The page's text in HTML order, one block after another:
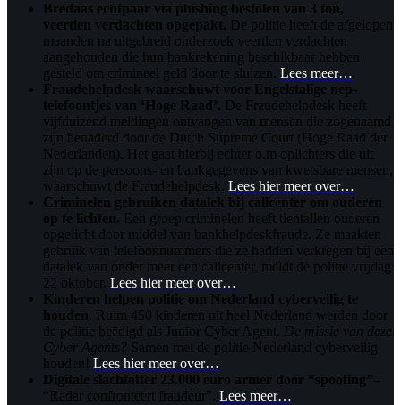
Bredaas echtpaar via phishing bestolen van 3 ton,
veertien verdachten opgepakt. De politie heeft de afgelopen
maanden na uitgebreid onderzoek veertien verdachten
aangehouden die hun bankrekening beschikbaar hebben
gesteld om crimineel geld door te sluizen. Lees meer…
Fraudehelpdesk waarschuwt voor Engelstalige nep-
telefoontjes van ‘Hoge Raad’. De Fraudehelpdesk heeft
vijfduizend meldingen ontvangen van mensen die zogenaamd
zijn benaderd door de Dutch Supreme Court (Hoge Raad der
Nederlanden). Het gaat hierbij echter o.m oplichters die uit
zijn op de persoons- en bankgegevens van kwetsbare mensen,
waarschuwt de Fraudehelpdesk. Lees hier meer over…
Criminelen gebruiken datalek bij callcenter om ouderen
op te lichten. Een groep criminelen heeft tientallen ouderen
opgelicht door middel van bankhelpdeskfraude. Ze maakten
gebruik van telefoonnummers die ze hadden verkregen bij een
datalek van onder meer een callcenter, meldt de politie vrijdag
22 oktober. Lees hier meer over…
Kinderen helpen politie om Nederland cyberveilig te
houden . Ruim 450 kinderen uit heel Nederland werden door
de politie beëdigd als Junior Cyber Agent.
De missie van deze
Cyber Agents? Samen met de politie Nederland cyberveilig
houden! Lees hier meer over…
Digitale slachtoffer 23.000 euro armer door “spoofing”
“Radar confronteert fraudeur”. Lees meer…